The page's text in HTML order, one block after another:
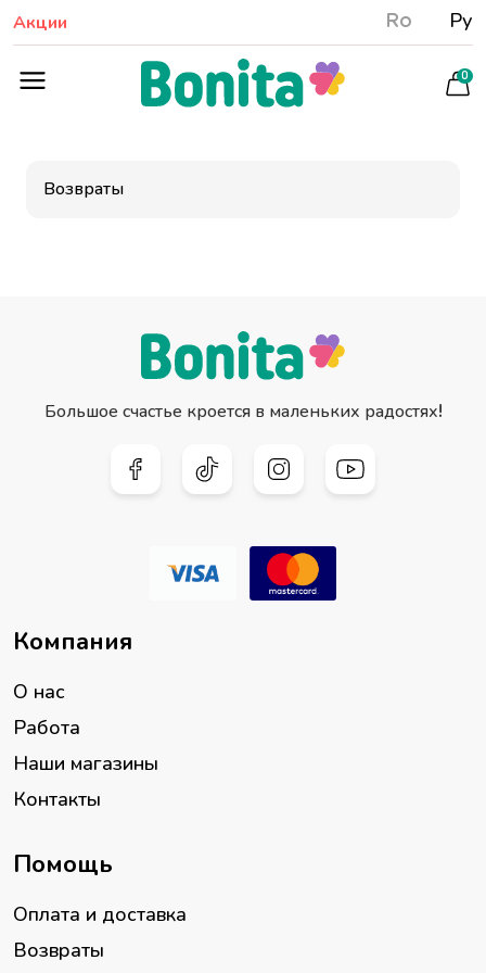
Акции Ro Ру
0
Возвраты
Большое счастье кроется в маленьких радостях!
Компания
О нас
Работа
Наши магазины
Контакты
Помощь
Оплата и доставка
Возвраты